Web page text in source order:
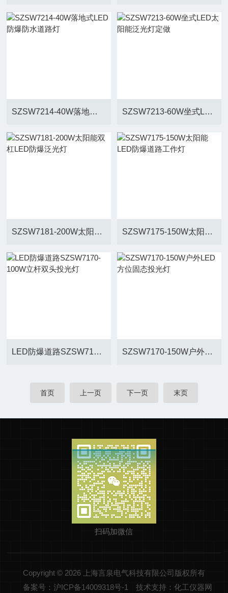
SZSW7214-40W落地式LED防爆防水道路灯 SZSW7213-60W坐式LED太阳能泛光灯定做
SZSW7181-200W太阳能双杠LED防爆泛光灯 SZSW7175-150W太阳能LED防爆道路工作灯
LED防爆道路SZSW7170-100W立杆双头投光灯 SZSW7170-150W户外LED方位固态投光灯
首页 上一页 下一页 末页
扫码加微信
Copyright © 2026 上海言泉电气科技有限公司版权所有
备案号：沪ICP备14009318号-1
技术支持：化工仪器网